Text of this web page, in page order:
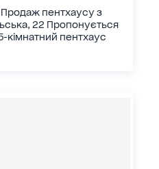
Продаж пентхаусу з
22 Пропонується
пентхаус